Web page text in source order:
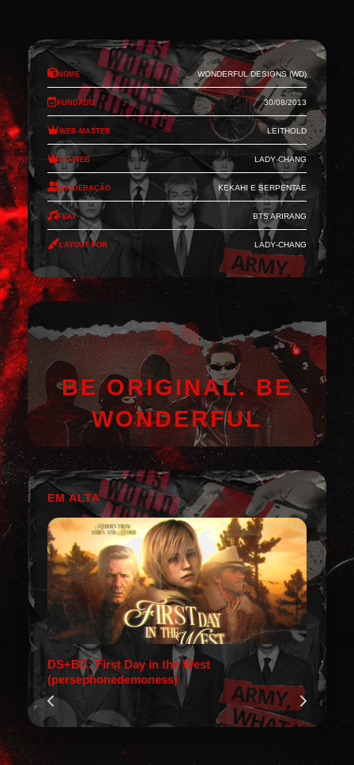
Nome Wonderful Designs (WD)
Fundado 30/08/2013
Web-Master Leithold
Co-Web Lady-Chang
Moderação Kekahi e Serpentae
Feat BTS Arirang
Layout por Lady-Chang
BE ORIGINAL. BE
WONDERFUL
EM ALTA
DS+BC: First Day in the West
(persephonedemoness)